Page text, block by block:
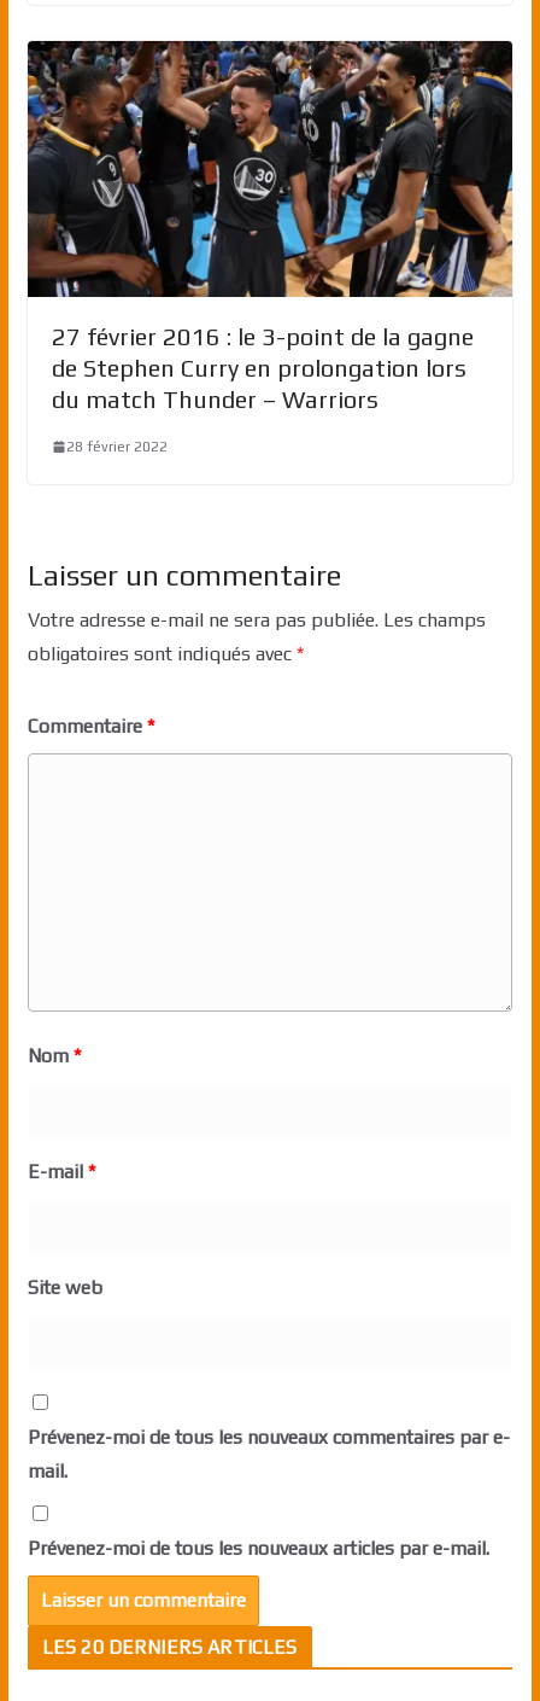
27 février 2016 : le 3-point de la gagne
de Stephen Curry en prolongation lors
du match Thunder – Warriors
28 février 2022
Laisser un commentaire
Votre adresse e-mail ne sera pas publiée. Les champs
obligatoires sont indiqués avec *
Commentaire *
Nom *
E-mail *
Site web
Prévenez-moi de tous les nouveaux commentaires par e-
mail.
Prévenez-moi de tous les nouveaux articles par e-mail.
LES 20 DERNIERS ARTICLES